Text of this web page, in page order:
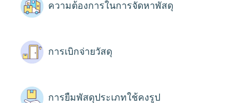
ความต้องการในการจัดหาพัสดุ
การเบิกจ่ายวัสดุ
การยืมพัสดุประเภทใช้คงรูป